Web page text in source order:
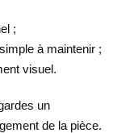
;
à maintenir ;
visuel.
un
de la pièce.